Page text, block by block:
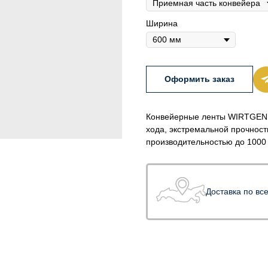
Ширина
Оформить заказ
Конвейерные ленты
хода, экстремальной
производительностью до 1000
Доставка по